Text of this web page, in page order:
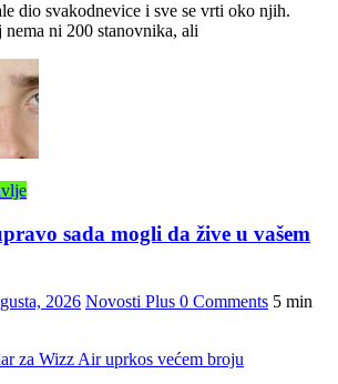
dio svakodnevice i sve se vrti oko njih.
ni 200 stanovnika, ali
sada mogli da žive u vašem
2026 Novosti Plus 0 Comments 5 min